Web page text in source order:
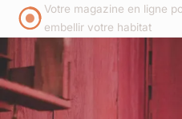
Votre magazine en ligne
embellir votre habitat